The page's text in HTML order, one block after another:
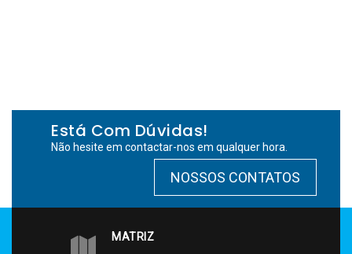
Está Com Dúvidas!
Não hesite em contactar-nos em qualquer hora.
NOSSOS CONTATOS
MATRIZ